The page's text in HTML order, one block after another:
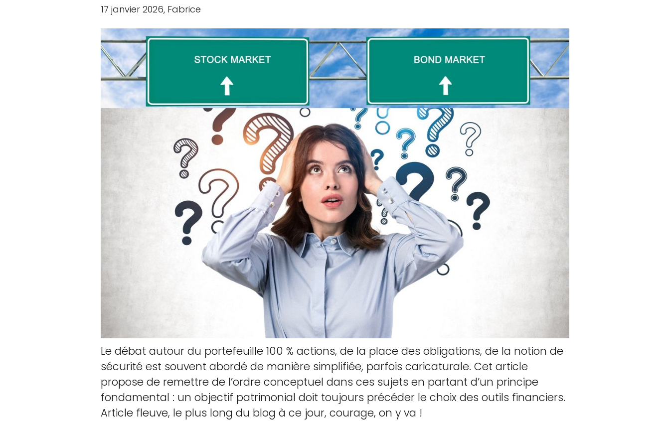
17 janvier 2026, Fabrice
Le débat autour du portefeuille 100 % actions, de la place des obligations, de la notion de
sécurité est souvent abordé de manière simplifiée, parfois caricaturale. Cet article
propose de remettre de l’ordre conceptuel dans ces sujets en partant d’un principe
fondamental : un objectif patrimonial doit toujours précéder le choix des outils financiers.
Article fleuve, le plus long du blog à ce jour, courage, on y va !